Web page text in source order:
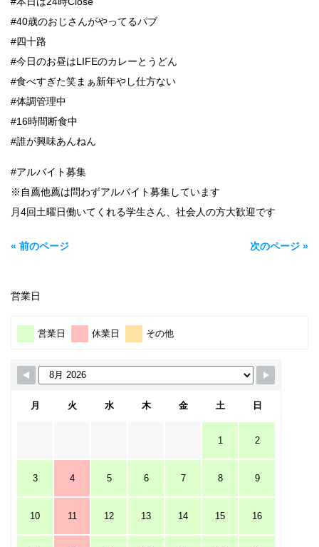
#40歳のおじさんがやってるパブ
#四十路
#今日のお昼はLIFEのカレーとうどん
#食べすぎた笑まぁ新年やし仕方ない
#体調管理中
#16時間断食中
#誰が興味あんねん
#アルバイト募集
※自薦他薦は問わずアルバイト募集しています
月4回土曜日働いてくれる学生さん、社会人の方大歓迎です
« 前のページ 次のページ »
営業日
営業日 休業日 その他
月 火 水 木 金 土 日
1 2
3 4 5 6 7 8 9
10 11 12 13 14 15 16